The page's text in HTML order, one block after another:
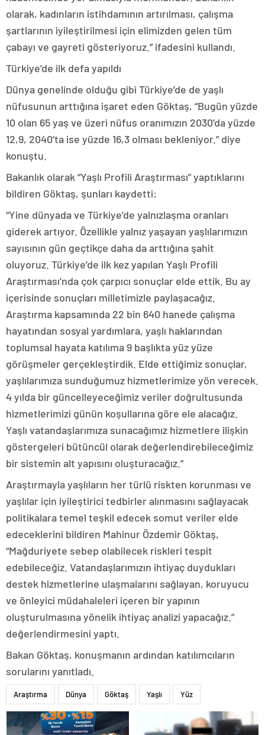
olarak, kadınların istihdamının artırılması, çalışma
şartlarının iyileştirilmesi için elimizden gelen tüm
çabayı ve gayreti gösteriyoruz.” ifadesini kullandı.
Türkiye’de ilk defa yapıldı
Dünya genelinde olduğu gibi Türkiye’de de yaşlı
nüfusunun arttığına işaret eden Göktaş, “Bugün yüzde
10 olan 65 yaş ve üzeri nüfus oranımızın 2030’da yüzde
12,9, 2040’ta ise yüzde 16,3 olması bekleniyor.” diye
konuştu.
Bakanlık olarak “Yaşlı Profili Araştırması” yaptıklarını
bildiren Göktaş, şunları kaydetti:
“Yine dünyada ve Türkiye’de yalnızlaşma oranları
giderek artıyor. Özellikle yalnız yaşayan yaşlılarımızın
sayısının gün geçtikçe daha da arttığına şahit
oluyoruz. Türkiye’de ilk kez yapılan Yaşlı Profili
Araştırması’nda çok çarpıcı sonuçlar elde ettik. Bu ay
içerisinde sonuçları milletimizle paylaşacağız.
Araştırma kapsamında 22 bin 640 hanede çalışma
hayatından sosyal yardımlara, yaşlı haklarından
toplumsal hayata katılıma 9 başlıkta yüz yüze
görüşmeler gerçekleştirdik. Elde ettiğimiz sonuçlar,
yaşlılarımıza sunduğumuz hizmetlerimize yön verecek.
4 yılda bir güncelleyeceğimiz veriler doğrultusunda
hizmetlerimizi günün koşullarına göre ele alacağız.
Yaşlı vatandaşlarımıza sunacağımız hizmetlere ilişkin
göstergeleri bütüncül olarak değerlendirebileceğimiz
bir sistemin alt yapısını oluşturacağız.”
Araştırmayla yaşlıların her türlü riskten korunması ve
yaşlılar için iyileştirici tedbirler alınmasını sağlayacak
politikalara temel teşkil edecek somut veriler elde
edeceklerini bildiren Mahinur Özdemir Göktaş,
“Mağduriyete sebep olabilecek riskleri tespit
edebileceğiz. Vatandaşlarımızın ihtiyaç duydukları
destek hizmetlerine ulaşmalarını sağlayan, koruyucu
ve önleyici müdahaleleri içeren bir yapının
oluşturulmasına yönelik ihtiyaç analizi yapacağız.”
değerlendirmesini yaptı.
Bakan Göktaş, konuşmanın ardından katılımcıların
sorularını yanıtladı.
Araştırma Dünya Göktaş Yaşlı Yüz